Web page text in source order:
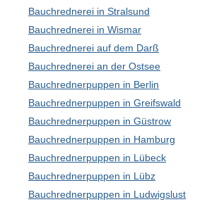
Bauchrednerei in Stralsund
Bauchrednerei in Wismar
Bauchrednerei auf dem Darß
Bauchrednerei an der Ostsee
Bauchrednerpuppen in Berlin
Bauchrednerpuppen in Greifswald
Bauchrednerpuppen in Güstrow
Bauchrednerpuppen in Hamburg
Bauchrednerpuppen in Lübeck
Bauchrednerpuppen in Lübz
Bauchrednerpuppen in Ludwigslust